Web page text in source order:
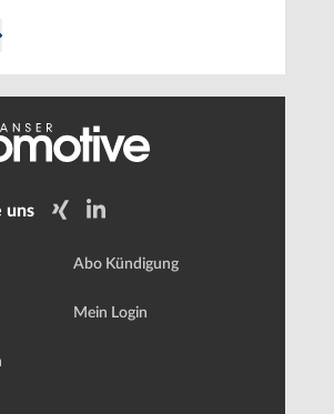
uns
Abo Kündigung
Mein Login